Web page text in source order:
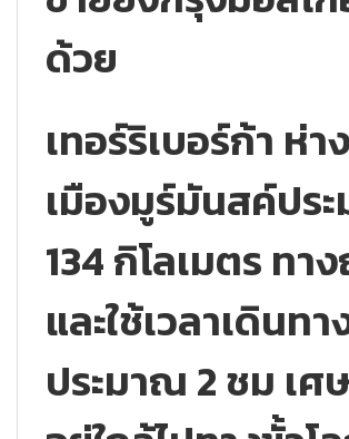
ด้วย
เทอร์ริเบอร์ก้า ห่า
เมืองมูร์มันสค์ปร
134 กิโลเมตร ทา
และใช้เวลาเดินทา
ประมาณ 2 ชม เศ